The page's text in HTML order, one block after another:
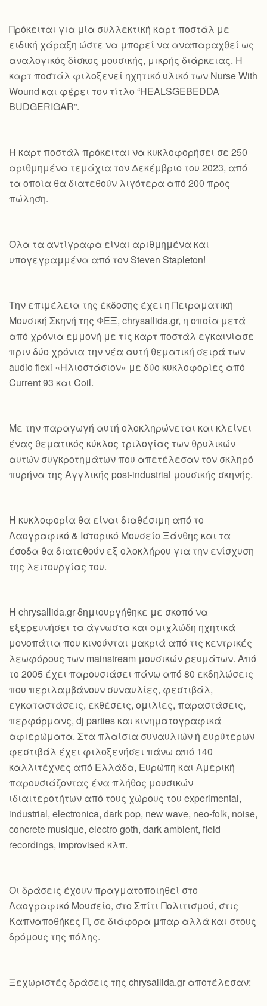
Πρόκειται για μία συλλεκτική καρτ ποστάλ με
ειδική χάραξη ώστε να μπορεί να αναπαραχθεί ως
αναλογικός δίσκος μουσικής, μικρής διάρκειας. Η
καρτ ποστάλ φιλοξενεί ηχητικό υλικό των Nurse With
Wound και φέρει τον τίτλο “HEALSGEBEDDA
BUDGERIGAR”.
Η καρτ ποστάλ πρόκειται να κυκλοφορήσει σε 250
αριθμημένα τεμάχια τον Δεκέμβριο του 2023, από
τα οποία θα διατεθούν λιγότερα από 200 προς
πώληση.
Όλα τα αντίγραφα είναι αριθμημένα και
υπογεγραμμένα από τον Steven Stapleton!
Την επιμέλεια της έκδοσης έχει η Πειραματική
Μουσική Σκηνή της ΦΕΞ, chrysallida.gr, η οποία μετά
από χρόνια εμμονή με τις καρτ ποστάλ εγκαινίασε
πριν δύο χρόνια την νέα αυτή θεματική σειρά των
audio flexi «Ηλιοστάσιον» με δύο κυκλοφορίες από
Current 93 και Coil.
Με την παραγωγή αυτή ολοκληρώνεται και κλείνει
ένας θεματικός κύκλος τριλογίας των θρυλικών
αυτών συγκροτημάτων που απετέλεσαν τον σκληρό
πυρήνα της Αγγλικής post-industrial μουσικής σκηνής.
Η κυκλοφορία θα είναι διαθέσιμη από το
Λαογραφικό & Ιστορικό Μουσείο Ξάνθης και τα
έσοδα θα διατεθούν εξ ολοκλήρου για την ενίσχυση
της λειτουργίας του.
Η chrysallida.gr δημιουργήθηκε με σκοπό να
εξερευνήσει τα άγνωστα και ομιχλώδη ηχητικά
μονοπάτια που κινούνται μακριά από τις κεντρικές
λεωφόρους των mainstream μουσικών ρευμάτων. Από
το 2005 έχει παρουσιάσει πάνω από 80 εκδηλώσεις
που περιλαμβάνουν συναυλίες, φεστιβάλ,
εγκαταστάσεις, εκθέσεις, ομιλίες, παραστάσεις,
περφόρμανς, dj parties και κινηματογραφικά
αφιερώματα. Στα πλαίσια συναυλιών ή ευρύτερων
φεστιβάλ έχει φιλοξενήσει πάνω από 140
καλλιτέχνες από Ελλάδα, Ευρώπη και Αμερική
παρουσιάζοντας ένα πλήθος μουσικών
ιδιαιτεροτήτων από τους χώρους του experimental,
industrial, electronica, dark pop, new wave, neo-folk, noise,
concrete musique, electro goth, dark ambient, field
recordings, improvised κλπ.
Οι δράσεις έχουν πραγματοποιηθεί στο
Λαογραφικό Μουσείο, στο Σπίτι Πολιτισμού, στις
Καπναποθήκες Π, σε διάφορα μπαρ αλλά και στους
δρόμους της πόλης.
Ξεχωριστές δράσεις της chrysallida.gr αποτέλεσαν: